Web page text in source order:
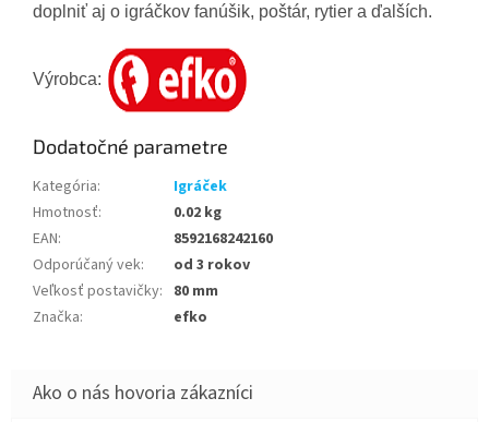
doplniť aj o igráčkov fanúšik, poštár, rytier a ďalších.
Výrobca:
Dodatočné parametre
Kategória:
Igráček
Hmotnosť:
0.02 kg
EAN:
8592168242160
Odporúčaný vek:
od 3 rokov
Veľkosť postavičky: 80 mm
Značka: efko